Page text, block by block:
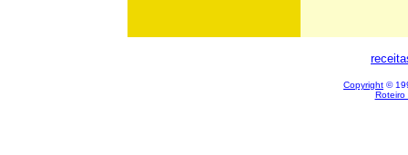
Copyright ©
Roteiro